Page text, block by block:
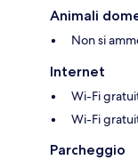
Animali
Non si
Internet
Wi-Fi
Wi-Fi
Parcheggio